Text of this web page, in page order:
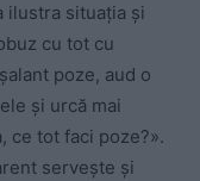
ilustra situația și
cu tot cu
poze, aud o
și urcă mai
ce tot faci poze?».
servește și